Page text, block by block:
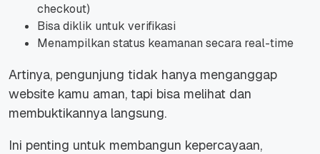
checkout)
Bisa diklik untuk verifikasi
Menampilkan status keamanan secara real-time
Artinya, pengunjung tidak hanya menganggap
website kamu aman, tapi bisa melihat dan
membuktikannya langsung.
Ini penting untuk membangun kepercayaan,